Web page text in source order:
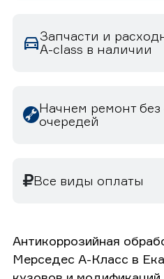
Запчасти и
A-class в наличии
Начнем ремонт
очередей
Все виды оплаты
Антикоррозийная
Мерседес А-Класс в